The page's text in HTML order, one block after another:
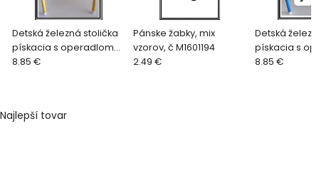
Detská železná stolička
pískacia s operadlom
34x34 cm č. 10101 ŽLTÁ
8.85 €
Pánske žabky, mix
vzorov, č M1601194
2.49 €
Detská
pískacia s
34x34 cm č.
8.85 €
Najlepší tovar